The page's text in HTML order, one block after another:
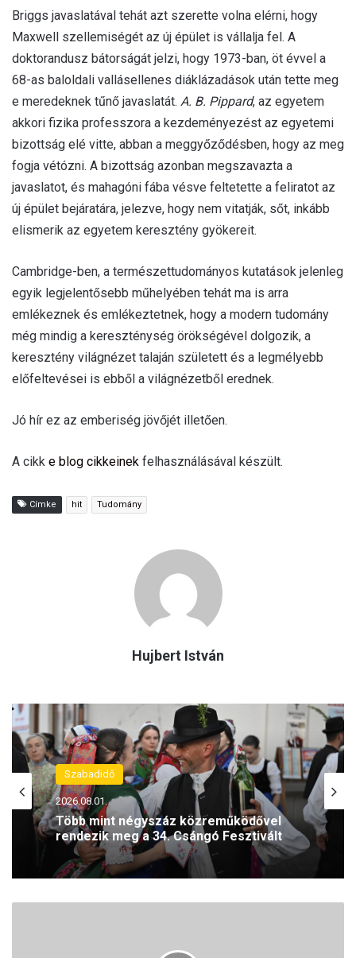
Briggs javaslatával tehát azt szerette volna elérni, hogy
Maxwell szellemiségét az új épület is vállalja fel. A
doktorandusz bátorságát jelzi, hogy 1973-ban, öt évvel a
68-as baloldali vallásellenes diáklázadások után tette meg
e meredeknek tűnő javaslatát. A. B. Pippard, az egyetem
akkori fizika professzora a kezdeményezést az egyetemi
bizottság elé vitte, abban a meggyőződésben, hogy az meg
fogja vétózni. A bizottság azonban megszavazta a
javaslatot, és mahagóni fába vésve feltetette a feliratot az
új épület bejáratára, jelezve, hogy nem vitatják, sőt, inkább
elismerik az egyetem keresztény gyökereit.
Cambridge-ben, a természettudományos kutatások jelenleg
egyik legjelentősebb műhelyében tehát ma is arra
emlékeznek és emlékeztetnek, hogy a modern tudomány
még mindig a kereszténység örökségével dolgozik, a
keresztény világnézet talaján született és a legmélyebb
előfeltevései is ebből a világnézetből erednek.
Jó hír ez az emberiség jövőjét illetően.
A cikk e blog cikkeinek felhasználásával készült.
Címke hit Tudomány
Hujbert István
Szabadidő
2026.08.01.
Több mint négyszáz közreműködővel
rendezik meg a 34. Csángó Fesztivált